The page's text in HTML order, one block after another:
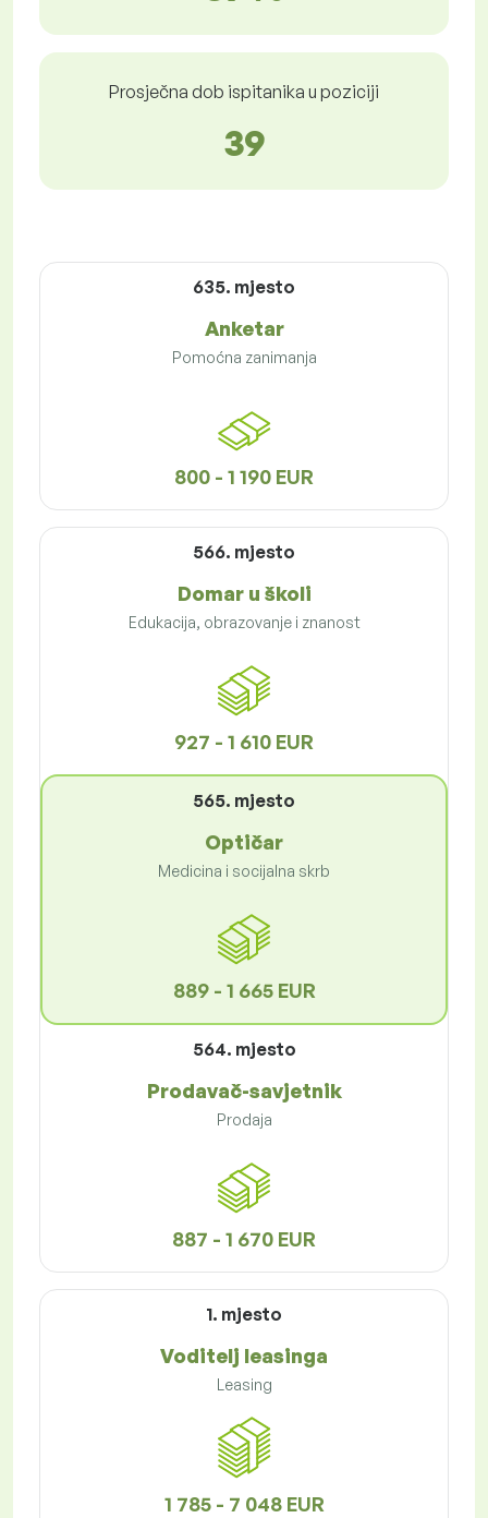
Prosječna dob ispitanika u poziciji
39
635. mjesto
Anketar
Pomoćna zanimanja
800 - 1 190 EUR
566. mjesto
Domar u školi
Edukacija, obrazovanje i znanost
927 - 1 610 EUR
565. mjesto
Optičar
Medicina i socijalna skrb
889 - 1 665 EUR
564. mjesto
Prodavač-savjetnik
Prodaja
887 - 1 670 EUR
1. mjesto
Voditelj leasinga
Leasing
1 785 - 7 048 EUR